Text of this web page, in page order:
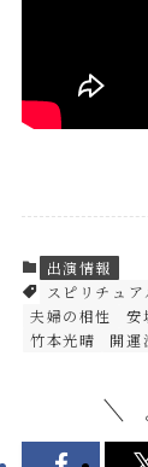
出演情報
スピリチュア
夫婦の相性
安
竹本光晴
開運